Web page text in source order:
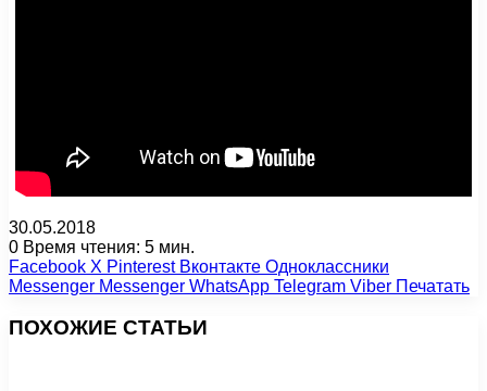
30.05.2018
0 Время чтения: 5 мин.
Facebook X Pinterest Вконтакте Одноклассники
Messenger Messenger WhatsApp Telegram Viber Печатать
ПОХОЖИЕ СТАТЬИ